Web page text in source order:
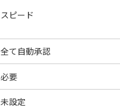
スピード
全て自動承認
必要
未設定